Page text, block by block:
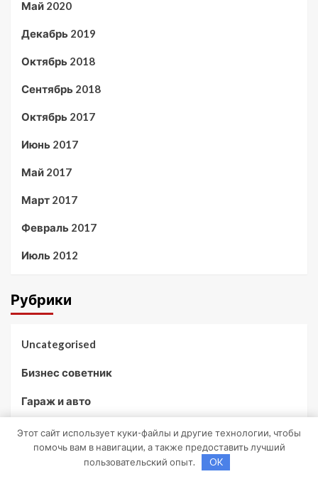
Май 2020
Декабрь 2019
Октябрь 2018
Сентябрь 2018
Октябрь 2017
Июнь 2017
Май 2017
Март 2017
Февраль 2017
Июль 2012
Рубрики
Uncategorised
Бизнес советник
Гараж и авто
Дача, участок
Как выбрать гаджет
Этот сайт использует куки-файлы и другие технологии, чтобы
помочь вам в навигации, а также предоставить лучший
пользовательский опыт.
OK